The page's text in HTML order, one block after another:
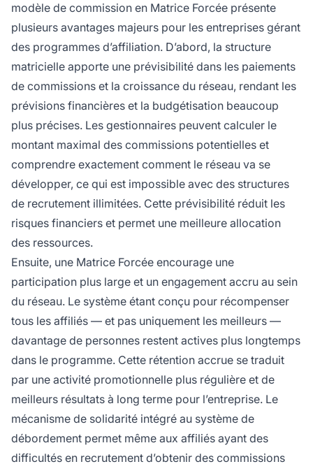
modèle de commission en Matrice Forcée présente
plusieurs avantages majeurs pour les entreprises gérant
des programmes d’affiliation. D’abord, la structure
matricielle apporte une prévisibilité dans les paiements
de commissions et la croissance du réseau, rendant les
prévisions financières et la budgétisation beaucoup
plus précises. Les gestionnaires peuvent calculer le
montant maximal des commissions potentielles et
comprendre exactement comment le réseau va se
développer, ce qui est impossible avec des structures
de recrutement illimitées. Cette prévisibilité réduit les
risques financiers et permet une meilleure allocation
des ressources.
Ensuite, une Matrice Forcée encourage une
participation plus large et un engagement accru au sein
du réseau. Le système étant conçu pour récompenser
tous les affiliés — et pas uniquement les meilleurs —
davantage de personnes restent actives plus longtemps
dans le programme. Cette rétention accrue se traduit
par une activité promotionnelle plus régulière et de
meilleurs résultats à long terme pour l’entreprise. Le
mécanisme de solidarité intégré au système de
débordement permet même aux affiliés ayant des
difficultés en recrutement d’obtenir des commissions